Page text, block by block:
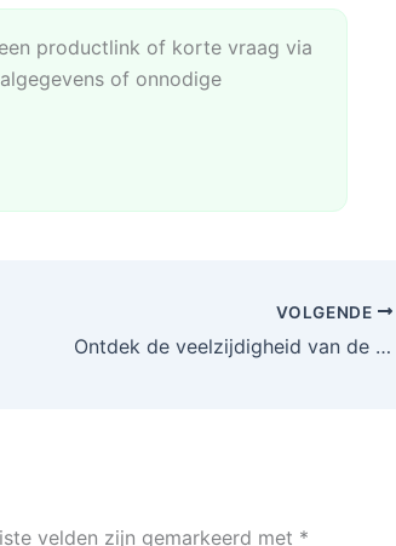
productlink of korte vraag via
of onnodige
VOLGENDE
Ontdek de veelzijdigheid van de Carston 20 Inch Vouwfiets – Een Stedelijk Vervoerswonder
velden zijn gemarkeerd met *